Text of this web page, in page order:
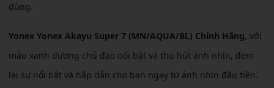
dùng.
Yonex Yonex Akayu Super 7 (MN/AQUA/BL) Chính Hãng, với
màu xanh dương chủ đạo nổi bật và thu hút ánh nhìn, đem
lại sự nổi bật và hấp dẫn cho bạn ngay từ ánh nhìn đầu tiên.